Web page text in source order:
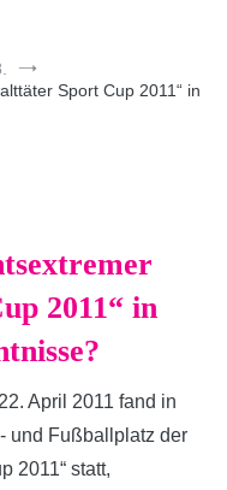
Sport Cup 2011“ in
2011“ in
April 2011 fand in
und Fußballplatz der
2011“ statt,